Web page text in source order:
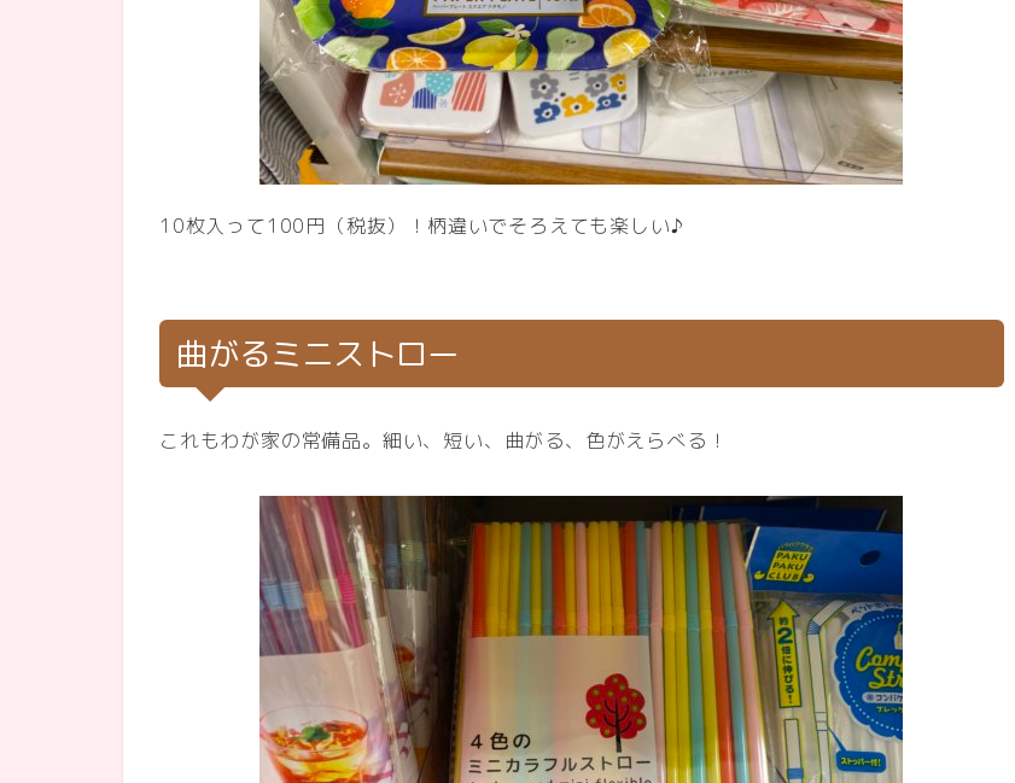
10枚入って100円（税抜）！柄違いでそろえても楽しい♪
曲がるミニストロー
これもわが家の常備品。細い、短い、曲がる、色がえらべる！